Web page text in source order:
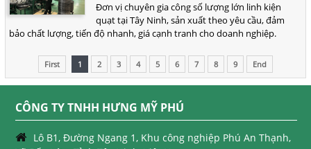
Đơn vị chuyên gia công số lượng lớn linh kiện
quạt tại Tây Ninh, sản xuất theo yêu cầu, đảm
bảo chất lượng, tiến độ nhanh, giá cạnh tranh cho doanh nghiệp.
First 1 2 3 4 5 6 7 8 9 End
CÔNG TY TNHH HƯNG MỸ PHÚ
Lô B1, Đường Ngang 1, Khu công nghiệp Phú An Thạnh,